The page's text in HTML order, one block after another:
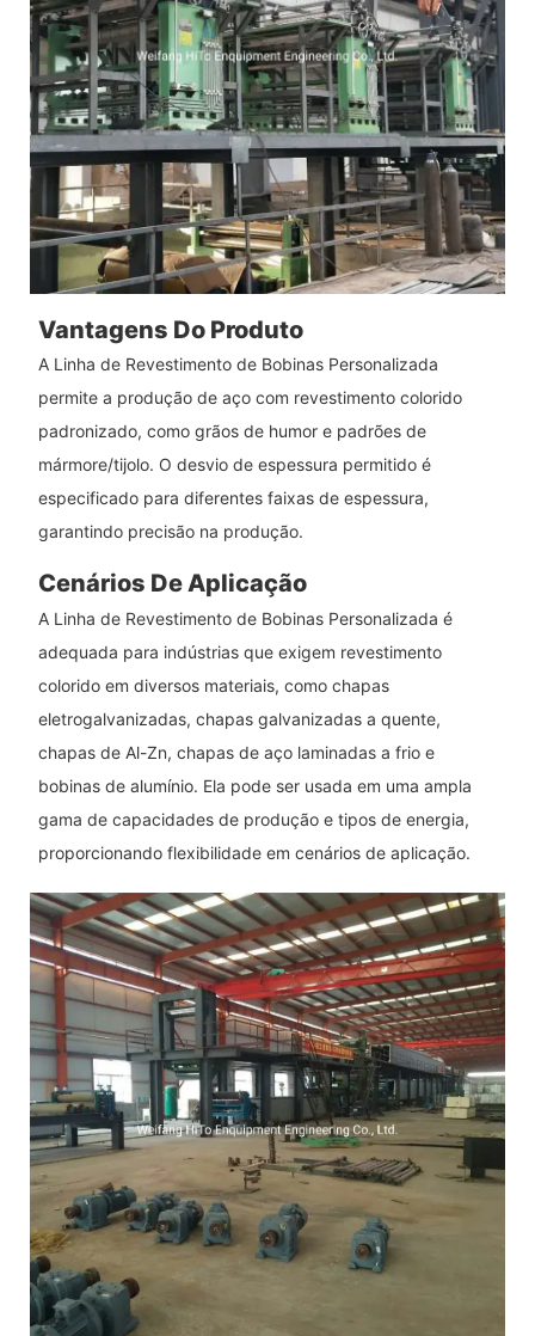
Vantagens Do Produto
A Linha de Revestimento de Bobinas Personalizada
permite a produção de aço com revestimento colorido
padronizado, como grãos de humor e padrões de
mármore/tijolo. O desvio de espessura permitido é
especificado para diferentes faixas de espessura,
garantindo precisão na produção.
Cenários De Aplicação
A Linha de Revestimento de Bobinas Personalizada é
adequada para indústrias que exigem revestimento
colorido em diversos materiais, como chapas
eletrogalvanizadas, chapas galvanizadas a quente,
chapas de Al-Zn, chapas de aço laminadas a frio e
bobinas de alumínio. Ela pode ser usada em uma ampla
gama de capacidades de produção e tipos de energia,
proporcionando flexibilidade em cenários de aplicação.